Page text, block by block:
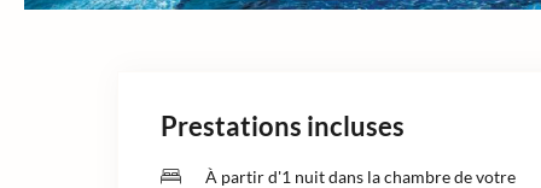
Prestations incluses
À partir d'1 nuit dans la chambre de votre